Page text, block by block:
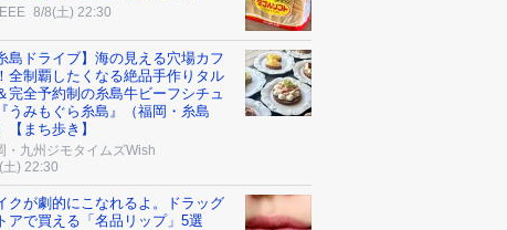
8/8(土) 22:30
島ドライブ】海の見える穴場カフ
全制覇したくなる絶品手作りタル
完全予約制の糸島牛ビーフシチュ
うみもぐら糸島』（福岡・糸島
【まち歩き】
・九州ジモタイムズWish
土) 22:30
クが劇的にこなれるよ。ドラッグ
アで買える「名品リップ」5選